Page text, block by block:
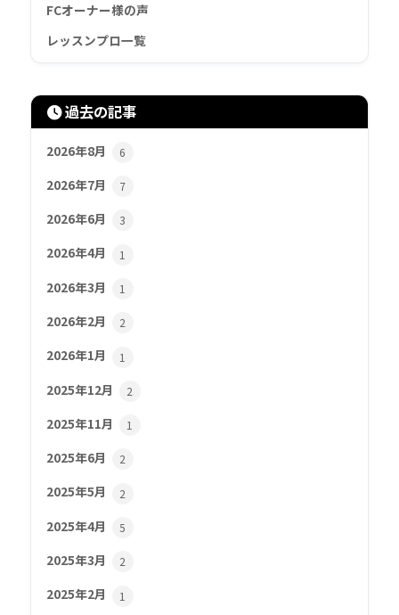
FCオーナー様の声
レッスンプロ一覧
過去の記事
2026年8月 6
2026年7月 7
2026年6月 3
2026年4月 1
2026年3月 1
2026年2月 2
2026年1月 1
2025年12月 2
2025年11月 1
2025年6月 2
2025年5月 2
2025年4月 5
2025年3月 2
2025年2月 1